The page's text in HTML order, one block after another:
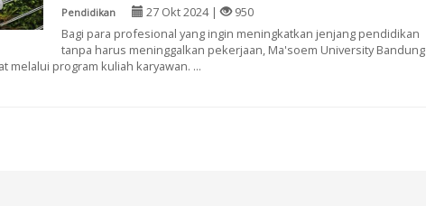
Pendidikan 27 Okt 2024 |
950
Bagi para profesional yang ingin meningkatkan jenjang pendidikan
tanpa harus meninggalkan pekerjaan, Ma'soem University Bandung
melalui program kuliah karyawan. ...